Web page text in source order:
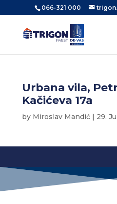
066-321 000
Urbana vila,
Kačićeva 17a
by Miroslav Mandić| 29.